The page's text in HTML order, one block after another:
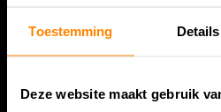
Toestemming Details
Deze website maakt gebruik